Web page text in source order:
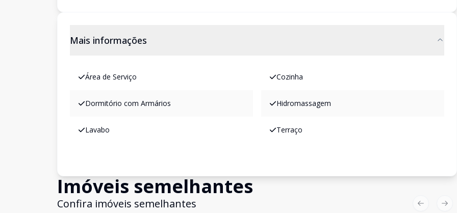
Mais informações
Área de Serviço Cozinha
Dormitório com Armários Hidromassagem
Lavabo Terraço
Imóveis semelhantes
Confira imóveis semelhantes Previous